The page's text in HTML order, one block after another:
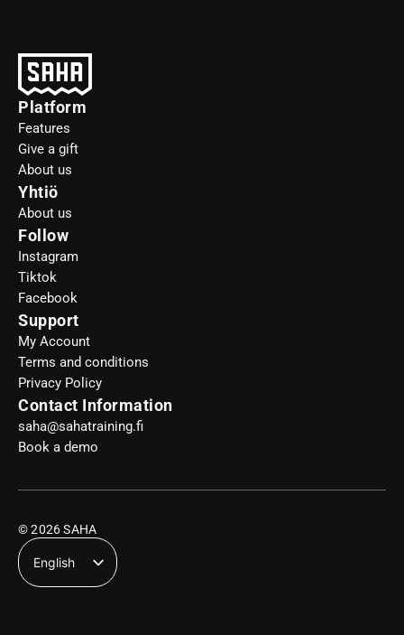
Platform
Features
Give a gift
About us
Yhtiö
About us
Follow
Instagram
Tiktok
Facebook
Support
My Account
Terms and conditions
Privacy Policy
Contact Information
saha@sahatraining.fi
Book a demo
© 2026 SAHA
English
Suomi